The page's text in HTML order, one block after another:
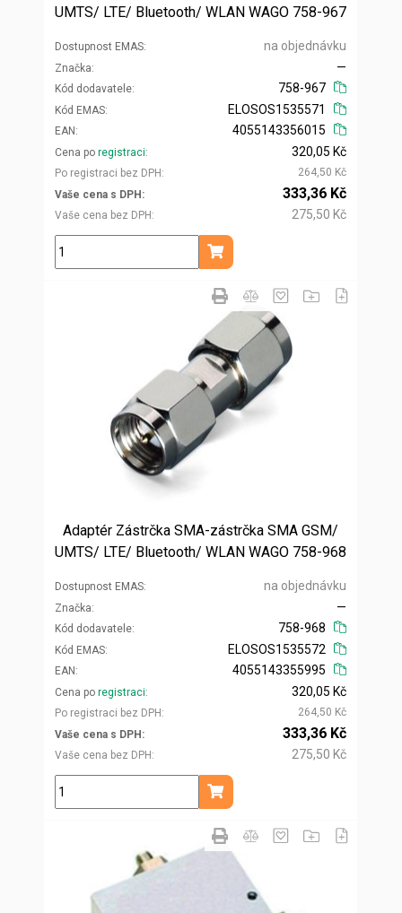
UMTS/ LTE/ Bluetooth/ WLAN WAGO 758-967
Dostupnost EMAS na objednávku
Značka
Kód dodavatele
—
758-967
Kód EMAS
EAN
ELOSOS1535571
4055143356015
Cena po registraci
Po registraci bez DPH
320,05 Kč
264,50 Kč
Vaše cena s DPH
Vaše cena bez DPH
333,36 Kč
275,50 Kč
ks
Přidat do košíku
Adaptér Zástrčka SMA-zástrčka SMA GSM/
UMTS/ LTE/ Bluetooth/ WLAN WAGO 758-968
Dostupnost EMAS na objednávku
Značka
Kód dodavatele
—
758-968
Kód EMAS
EAN
ELOSOS1535572
4055143355995
Cena po registraci
Po registraci bez DPH
320,05 Kč
264,50 Kč
Vaše cena s DPH
Vaše cena bez DPH
333,36 Kč
275,50 Kč
ks
Přidat do košíku